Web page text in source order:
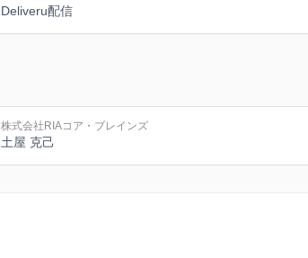
資金計画の基礎知識_18版（テキスト）⑦.pdf
資金計画の基礎知識_18版（テキスト）⑧.pdf
購入の初回面談_16版（テキスト）①.pdf
購入の初回面談_16版（テキスト）②.pdf
Deliveru配信
株式会社RIAコア・ブレインズ
土屋 克己